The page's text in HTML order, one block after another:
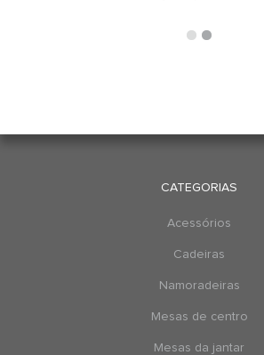
CATEGORIAS
Acessórios
Cadeiras
Namoradeiras
Mesas de centro
Mesas da jantar